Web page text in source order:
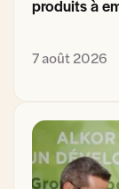
produits à
7 août 2026